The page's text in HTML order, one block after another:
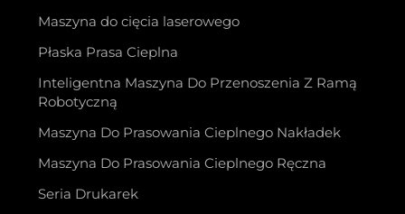
Maszyna do cięcia laserowego
Płaska Prasa Cieplna
Inteligentna Maszyna Do Przenoszenia Z Ramą
Robotyczną
Maszyna Do Prasowania Cieplnego Nakładek
Maszyna Do Prasowania Cieplnego Ręczna
Seria Drukarek